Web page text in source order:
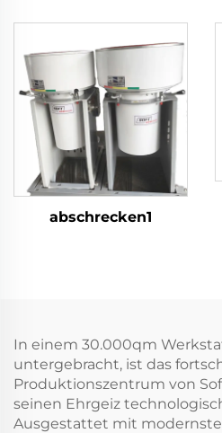
Maschine zur
Herstellung von
Maisfasern
abschrecken1
In einem 30.000qm
untergebracht, ist das
Produktionszentrum von
seinen Ehrgeiz
Ausgestattet mit